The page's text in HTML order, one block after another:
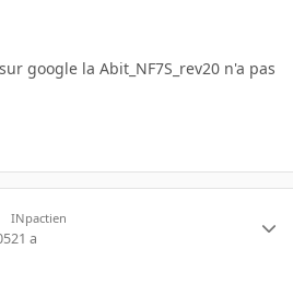
google la Abit_NF7S_rev20 n'a pas
INpactien
21 a